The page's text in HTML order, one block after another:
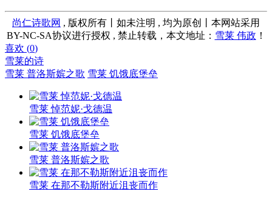
尚仁诗歌网 , 版权所有丨如未注明 , 均为原创丨本网站采用
BY-NC-SA协议进行授权 , 禁止转载，本文地址： 雪莱 伟政 ！
喜欢 (0)
雪莱的诗
雪莱 普洛斯嫔之歌 雪莱 饥饿底堡垒
雪莱 悼范妮·戈德温
雪莱 饥饿底堡垒
雪莱 普洛斯嫔之歌
雪莱 在那不勒斯附近沮丧而作